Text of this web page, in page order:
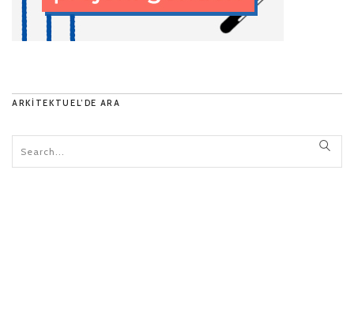
ARKITEKTUEL’DE ARA